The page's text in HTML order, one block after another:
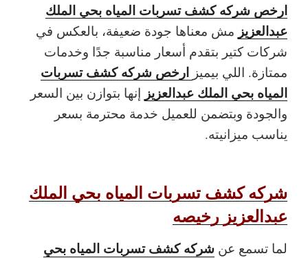
ارخص شركه كشف تسربات المياه بحي الملك
عبدالعزيز مش معناها جودة ضعيفة، بالعكس في
شركات كتير بتقدم أسعار مناسبة جدًا وخدمات
ممتازة. اللي بيميز ارخص شركه كشف تسربات
المياه بحي الملك عبدالعزيز إنها بتوازن بين السعر
والجودة وبتضمن للعميل خدمة محترمة بسعر
يناسب ميزانيته.
شركه كشف تسربات المياه بحي الملك
عبدالعزيز رخيصه
لما تسمع عن شركه كشف تسربات المياه بحي